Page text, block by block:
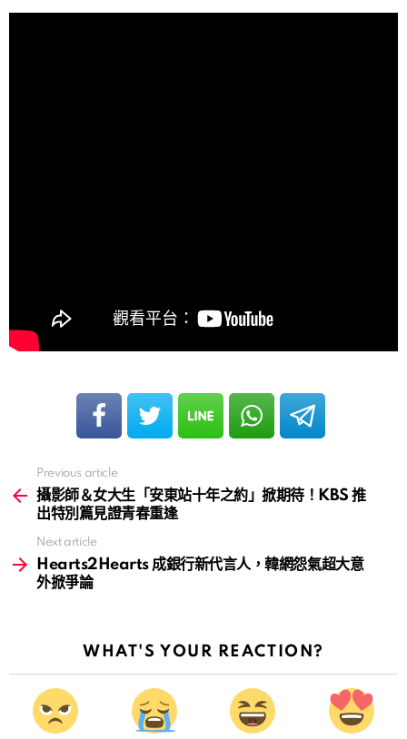
more
Previous article
攝影師＆女大生「安東站十年之約」掀期待！KBS 推
出特別篇見證青春重逢
Next article
Hearts2Hearts 成銀行新代言人，韓網怨氣超大意
外掀爭論
WHAT'S YOUR REACTION?